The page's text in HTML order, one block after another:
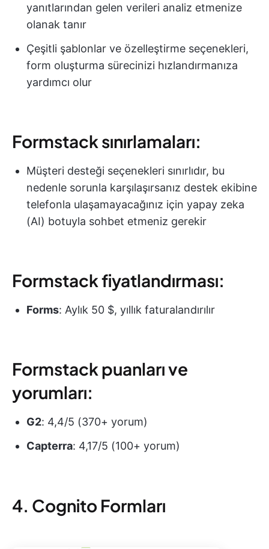
yanıtlarından gelen verileri analiz etmenize
olanak tanır
Çeşitli şablonlar ve özelleştirme seçenekleri,
form oluşturma sürecinizi hızlandırmanıza
yardımcı olur
Formstack sınırlamaları:
Müşteri desteği seçenekleri sınırlıdır, bu
nedenle sorunla karşılaşırsanız destek ekibine
telefonla ulaşamayacağınız için yapay zeka
(AI) botuyla sohbet etmeniz gerekir
Formstack fiyatlandırması:
Forms: Aylık 50 $, yıllık faturalandırılır
Formstack puanları ve
yorumları:
G2: 4,4/5 (370+ yorum)
Capterra: 4,17/5 (100+ yorum)
4. Cognito Formları